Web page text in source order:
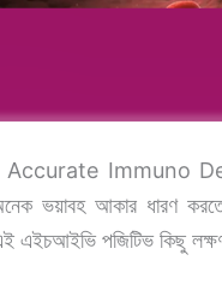
Accurate Immuno
অনেক ভয়াবহ আকার ধারণ
পজিটিভ কিছু